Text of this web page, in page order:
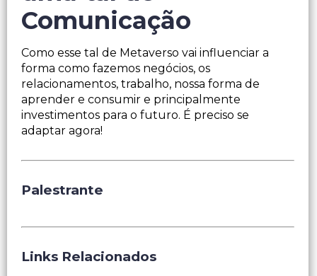
Comunicação
Como esse tal de Metaverso vai influenciar a
forma como fazemos negócios, os
relacionamentos, trabalho, nossa forma de
aprender e consumir e principalmente
investimentos para o futuro. É preciso se
adaptar agora!
Palestrante
Links Relacionados